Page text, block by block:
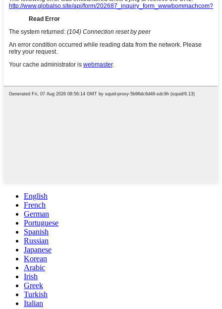
English
French
German
Portuguese
Spanish
Russian
Japanese
Korean
Arabic
Irish
Greek
Turkish
Italian